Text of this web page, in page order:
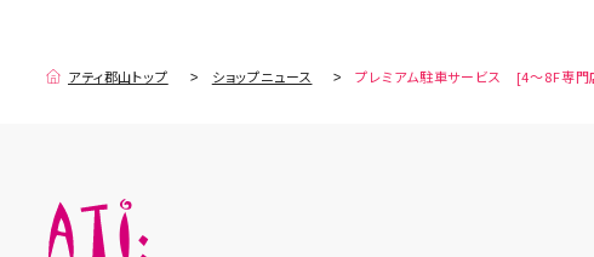
アティ郡山トップ ショップニュース プレミアム駐車サービス [4～8F専門